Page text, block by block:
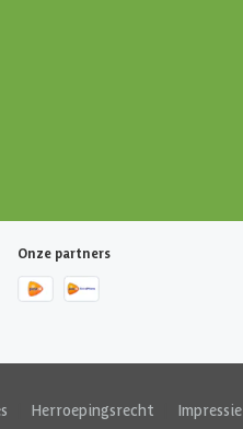
Onze partners
Herroepingsrecht Impressie